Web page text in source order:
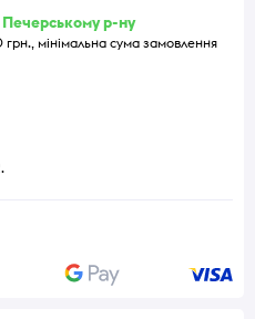
р-ну
мінімальна сума замовлення